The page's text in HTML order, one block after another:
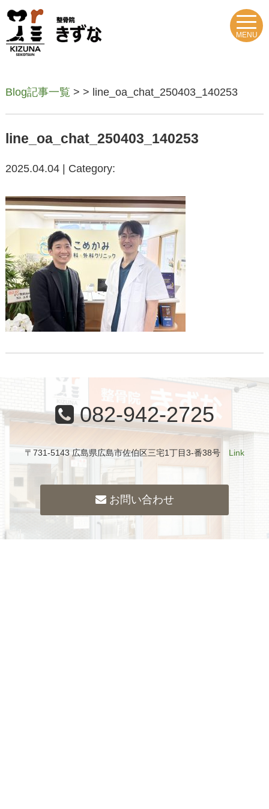
MENU
Blog記事一覧 > > line_oa_chat_250403_140253
line_oa_chat_250403_140253
2025.04.04 | Category:
082-942-2725
〒731-5143 広島県広島市佐伯区三宅1丁目3-番38号 Link
お問い合わせ